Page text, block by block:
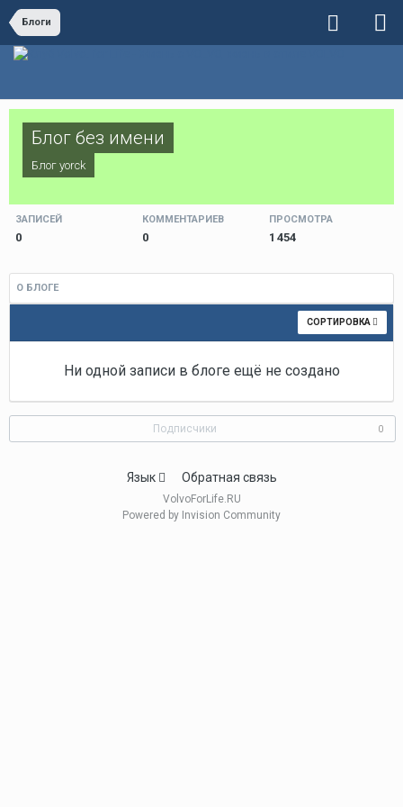
Блоги
Блог без имени
Блог yorck
ЗАПИСЕЙ
0
КОММЕНТАРИЕВ
0
ПРОСМОТРА
1 454
О БЛОГЕ
СОРТИРОВКА
Ни одной записи в блоге ещё не создано
Подписчики 0
Язык Обратная связь
VolvoForLife.RU
Powered by Invision Community